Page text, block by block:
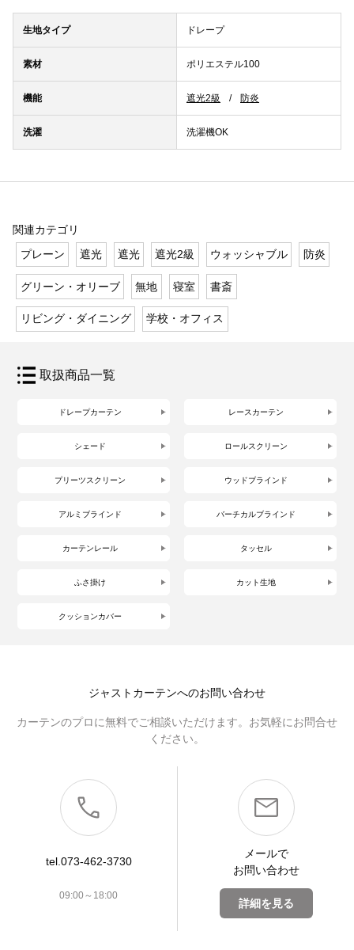
生地タイプ ドレープ
素材 ポリエステル100
機能 遮光2級 防炎
洗濯 洗濯機OK
関連カテゴリ
プレーン
遮光 遮光 遮光2級 ウォッシャブル 防炎
グリーン・オリーブ 無地 寝室 書斎
リビング・ダイニング 学校・オフィス
取扱商品一覧
ドレープカーテン レースカーテン
シェード ロールスクリーン
プリーツスクリーン ウッドブラインド
アルミブラインド バーチカルブラインド
カーテンレール タッセル
ふさ掛け カット生地
クッションカバー
ジャストカーテンへのお問い合わせ
カーテンのプロに無料でご相談いただけます。お気軽にお問合せ
ください。
tel.073-462-3730
09:00～18:00
メールで
お問い合わせ
詳細を見る